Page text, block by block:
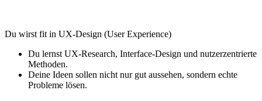
Du wirst fit in UX-Design (User Experience)
Du lernst UX-Research, Interface-Design und nutzerzentrierte
Methoden.
Deine Ideen sollen nicht nur gut aussehen, sondern echte
Probleme lösen.